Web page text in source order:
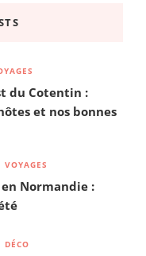
du Cotentin :
et nos bonnes
VOYAGES
Normandie :
DÉCO